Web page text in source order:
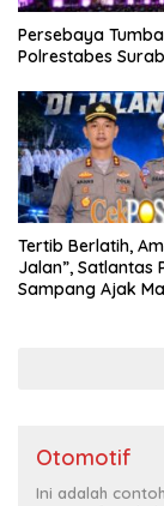
Persebaya
Polrestabes
Tertib Berlatih,
Jalan”, Satlantas
Sampang Ajak
Otomotif
Ini adalah